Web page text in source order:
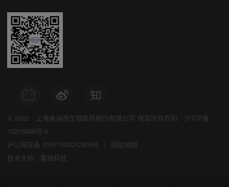
© 2022 上海美迪西生物医药股份有限公司 保留所有权利
沪ICP备
10216606号-3
沪公网安备 31011502012909号
|
网站地图
技术支持：集锦科技